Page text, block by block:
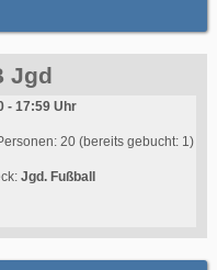
Jgd
- 17:59 Uhr
20 (bereits gebucht: 1)
Jgd. Fußball